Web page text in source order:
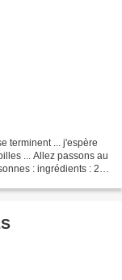
terminent ... j'espère
... Allez passons au
: ingrédients : 2